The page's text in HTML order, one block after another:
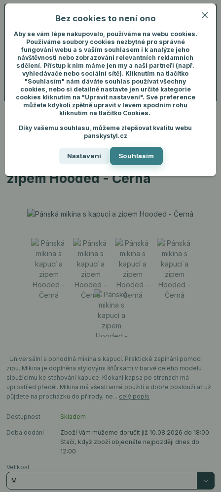
Menu
+420 731 292 460
Přihlášení
Hledat
ks
Úvod Pánské oblečení Mikiny
Pánská mikina s kapucí a zipem
Pánská mikina s kapucí a
zipem Hooded - Černá
Universální a pohodlná mikina s kapucí. Praktické zapínání pomocí
zipu. Mikina je doplněna stylovými šňůrkami v barvě celého modelu
sloužícímu ke stahování kapuce. Klokaní kapsa po stranách má
uprostřed předěl. Mikina má všestranné použití a dobře poslouží ať už
půjdete na procházku do přírody, ne... celý popis
Dostupnost Skladem
Doba dodání
Zboží Vám můžeme doručit již 10.08.2026 do 18:00.
Stačí, když zboží objednáte nejpozději dnes do
12:00
Velikost
Bez cookies to není ono
Aby se vám lépe nakupovalo, používáme na webu cookies.
Používáme soubory cookies nezbytné pro správné
fungování webu a s vaším souhlasem i k analýze jeho
návštěvnosti nebo zobrazování relevantních reklamních
sdělení. Přístup k nim máme jen my a naši partneři (např.
vyhledávače nebo sociální sítě). Kliknutím na tlačítko
"Souhlasím" nám dáváte souhlas používat všechny
cookies, nebo si detailně nastavte jen určité kategorie
cookies kliknutím na "Upravit nastavení". Své preference
můžete kdykoli zpětně upravit v levém spodním rohu
kliknutím na tlačítko Cookies.
Díky vašemu souhlasu, můžeme zlepšovat kvalitu webu
panskystyl.cz
Nastavení Souhlasím